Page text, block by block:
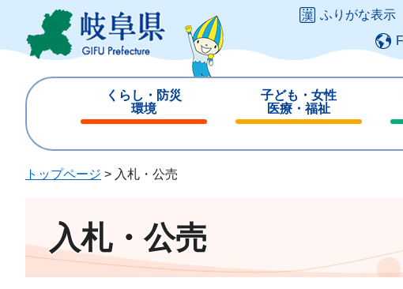
ジ
ュ
ふりがな表示
くらし・防災
環境
じ
子ども・女性
医療・福祉
じ
じ
トップページ > 入札・公売
入札・公売